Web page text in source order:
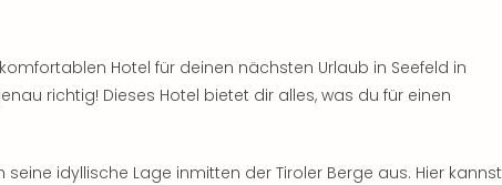
Hotel für deinen nächsten Urlaub in Seefeld in
richtig! Dieses Hotel bietet dir alles, was du für einen
idyllische Lage inmitten der Tiroler Berge aus. Hier kannst